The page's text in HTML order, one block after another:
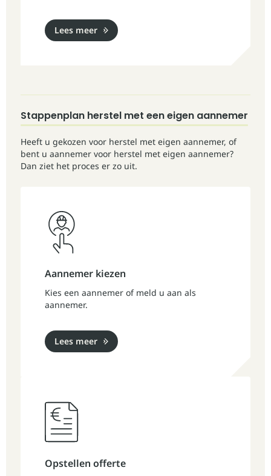
Lees meer
Stappenplan herstel met een eigen aannemer
Heeft u gekozen voor herstel met eigen aannemer, of
bent u aannemer voor herstel met eigen aannemer?
Dan ziet het proces er zo uit.
Aannemer kiezen
Kies een aannemer of meld u aan als
aannemer.
Lees meer
Opstellen offerte